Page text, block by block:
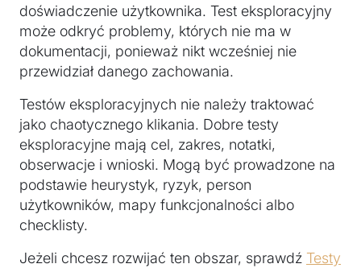
doświadczenie użytkownika. Test eksploracyjny
może odkryć problemy, których nie ma w
dokumentacji, ponieważ nikt wcześniej nie
przewidział danego zachowania.
Testów eksploracyjnych nie należy traktować
jako chaotycznego klikania. Dobre testy
eksploracyjne mają cel, zakres, notatki,
obserwacje i wnioski. Mogą być prowadzone na
podstawie heurystyk, ryzyk, person
użytkowników, mapy funkcjonalności albo
checklisty.
Jeżeli chcesz rozwijać ten obszar, sprawdź Testy